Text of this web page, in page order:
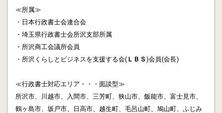
営の事業承継と相続」をテーマに、牛尾邦治が所沢市生
涯学習推進センター主催「まちの先生紹介ウィーク」で
講師を務めます。無料で参加できます。
2014.12.29
2014.10.12
無国籍児と離婚後300日問題(民法772条嫡出推定制度)
≪所属≫
・日本行政書士会連合会
・埼玉県行政書士会所沢支部所属
・所沢商工会議所会員
・所沢くらしとビジネスを支援する会( ＬＢＳ)会員(会長)
≪行政書士対応エリア・・・面談型≫
所沢市、川越市、入間市、三芳町、狭山市、飯能市、富士見市、
鶴ヶ島市、坂戸市、日高市、越生町、毛呂山町、鳩山町、ふじみ